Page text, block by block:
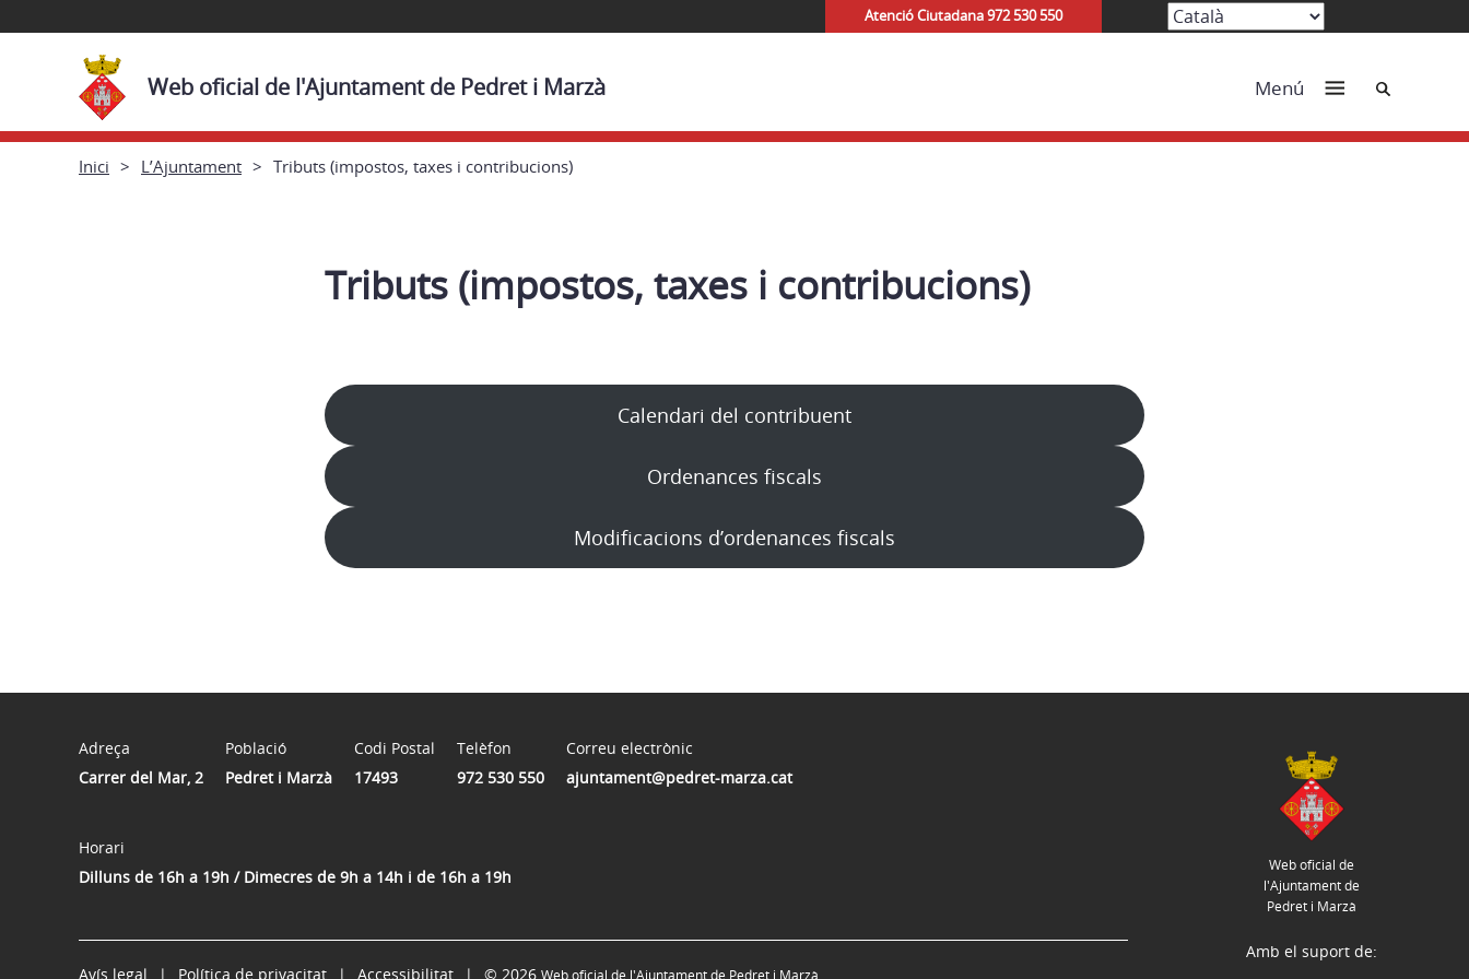
Atenció Ciutadana 972 530 550
Web oficial de l'Ajuntament de Pedret i Marzà Menú Cerca
Inici L’Ajuntament Tributs (impostos, taxes i contribucions)
Tributs (impostos, taxes i contribucions)
Calendari del contribuent
Ordenances fiscals
Modificacions d’ordenances fiscals
Adreça
Carrer del Mar, 2
Població
Pedret i Marzà
Codi Postal
17493
Telèfon
972 530 550
Correu electrònic
ajuntament@pedret-marza.cat
Horari
Dilluns de 16h a 19h / Dimecres de 9h a 14h i de 16h a 19h
Web oficial de
l'Ajuntament de
Pedret i Marzà
Avís legal Política de privacitat Accessibilitat © 2026
Amb el suport de: